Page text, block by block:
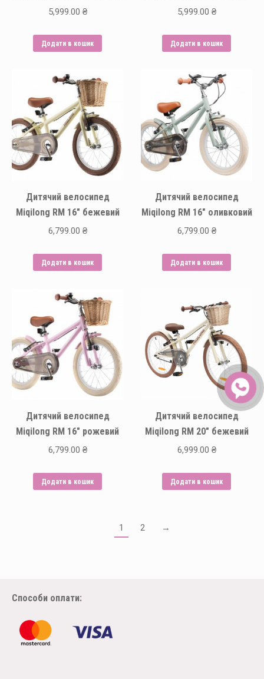
5,999.00 ₴
Додати в кошик
5,999.00 ₴
Додати в кошик
Дитячий велосипед
Miqilong RM 16″ бежевий
6,799.00 ₴
Додати в кошик
Дитячий велосипед
Miqilong RM 16″ оливковий
6,799.00 ₴
Додати в кошик
Дитячий велосипед
Miqilong RM 16″ рожевий
6,799.00 ₴
Додати в кошик
Дитячий велосипед
Miqilong RM 20″ бежевий
6,999.00 ₴
Додати в кошик
1 2 →
Способи оплати: